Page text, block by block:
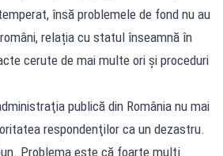
însă problemele de fond nu au
relația cu statul înseamnă în
cerute de mai multe ori și proceduri
publică din România nu mai
respondenţilor ca un dezastru.
Problema este că foarte mulţi